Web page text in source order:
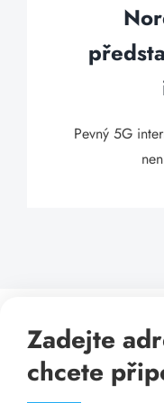
Pevný 5G
Zadejte
chcete